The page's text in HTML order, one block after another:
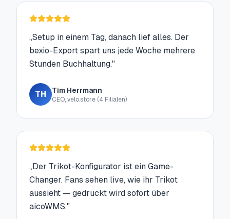
„Setup in einem Tag, danach lief alles. Der
bexio-Export spart uns jede Woche mehrere
Stunden Buchhaltung."
TH Tim Herrmann
CEO, velo.store (4 Filialen)
„Der Trikot-Konfigurator ist ein Game-
Changer. Fans sehen live, wie ihr Trikot
aussieht — gedruckt wird sofort über
aicoWMS."